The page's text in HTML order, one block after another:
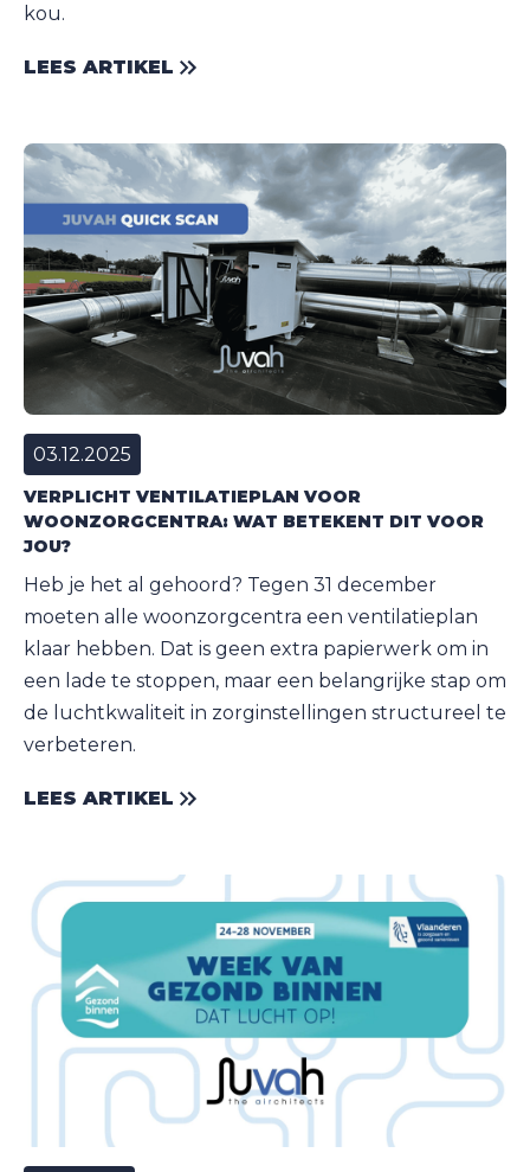
kou.
LEES ARTIKEL
03.12.2025
VERPLICHT VENTILATIEPLAN VOOR
WOONZORGCENTRA: WAT BETEKENT DIT VOOR
JOU?
Heb je het al gehoord? Tegen 31 december
moeten alle woonzorgcentra een ventilatieplan
klaar hebben. Dat is geen extra papierwerk om in
een lade te stoppen, maar een belangrijke stap om
de luchtkwaliteit in zorginstellingen structureel te
verbeteren.
LEES ARTIKEL